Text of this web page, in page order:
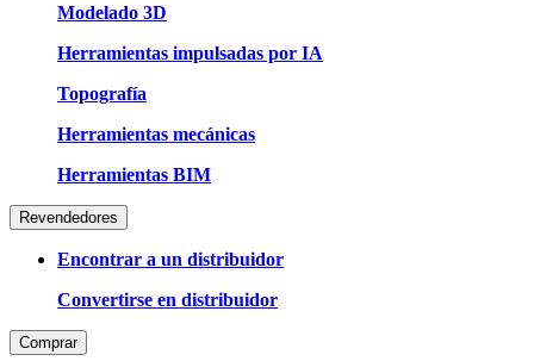
Modelado 3D
Herramientas impulsadas por IA
Topografía
Herramientas mecánicas
Herramientas BIM
Revendedores
Encontrar a un distribuidor
Convertirse en distribuidor
Comprar